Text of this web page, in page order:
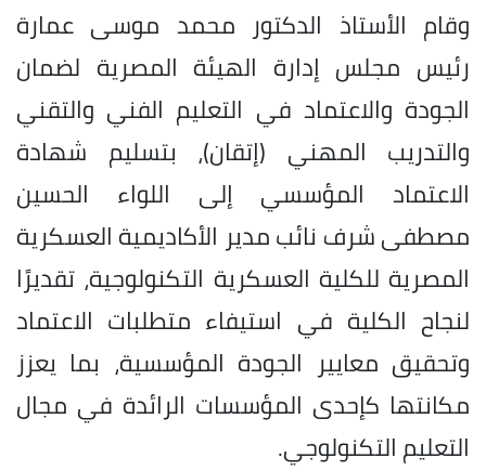
وقام الأستاذ الدكتور محمد موسى عمارة
رئيس مجلس إدارة الهيئة المصرية لضمان
الجودة والاعتماد في التعليم الفني والتقني
والتدريب المهني (إتقان)، بتسليم شهادة
الاعتماد المؤسسي إلى اللواء الحسين
مصطفى شرف نائب مدير الأكاديمية العسكرية
المصرية للكلية العسكرية التكنولوجية، تقديرًا
لنجاح الكلية في استيفاء متطلبات الاعتماد
وتحقيق معايير الجودة المؤسسية، بما يعزز
مكانتها كإحدى المؤسسات الرائدة في مجال
التعليم التكنولوجي.